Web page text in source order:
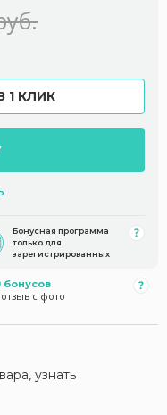
1 КЛИК
Бонусная программа
только для
зарегистрированных
бонусов
отзыв с фото
узнать